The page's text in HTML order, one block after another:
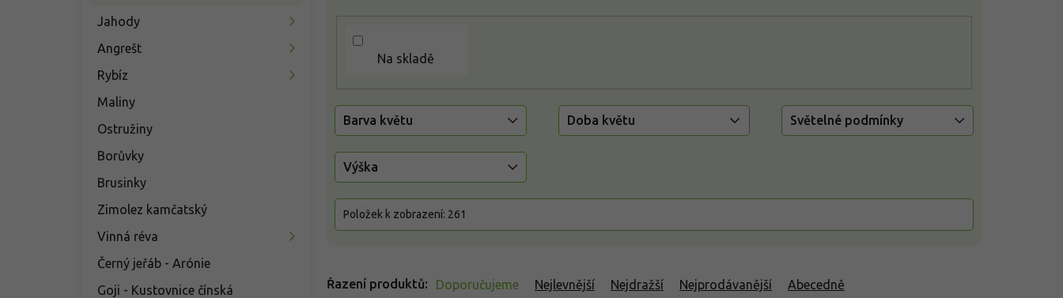
Jahody
Angrešt
Rybíz
Maliny
Ostružiny
Borůvky
Brusinky
Zimolez kamčatský
Vinná réva
Černý jeřáb - Arónie
Goji - Kustovnice čínská
Řazení produktů Doporučujeme Nejlevnější Nejdražší Nejprodávanější Abecedně
Na skladě
Barva květu Doba květu Světelné podmínky
Výška
Položek k zobrazení: 261